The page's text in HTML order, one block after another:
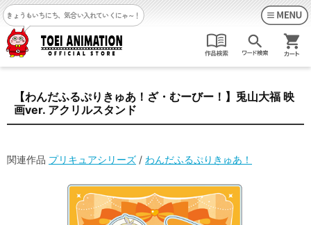
きょうもいちにち、気合い入れていくにゃ～！
【わんだふるぷりきゅあ！ざ・むーびー！】兎山大福 映
画ver. アクリルスタンド
関連作品 プリキュアシリーズ / わんだふるぷりきゅあ！